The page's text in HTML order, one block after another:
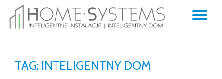
TAG: INTELIGENTNY DOM